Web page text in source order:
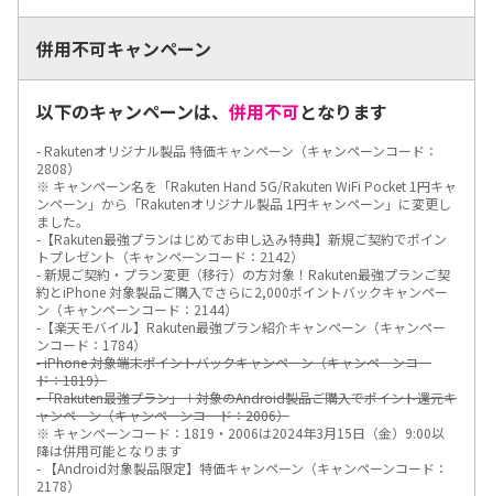
併用不可キャンペーン
以下のキャンペーンは、 併用不可となります
- Rakutenオリジナル製品 特価キャンペーン（キャンペーンコード：
2808）
※ キャンペーン名を「Rakuten Hand 5G/Rakuten WiFi Pocket 1円キャ
ンペーン」から「Rakutenオリジナル製品 1円キャンペーン」に変更し
ました。
-【Rakuten最強プランはじめてお申し込み特典】新規ご契約でポイン
トプレゼント（キャンペーンコード：2142）
- 新規ご契約・プラン変更（移行）の方対象！Rakuten最強プランご契
約とiPhone 対象製品ご購入でさらに2,000ポイントバックキャンペー
ン（キャンペーンコード：2144）
-【楽天モバイル】Rakuten最強プラン紹介キャンペーン（キャンペー
ンコード：1784）
- iPhone 対象端末ポイントバックキャンペーン（キャンペーンコー
ド：1819）
-「Rakuten最強プラン」＋対象のAndroid製品ご購入でポイント還元キ
ャンペーン（キャンペーンコード：2006）
※ キャンペーンコード：1819・2006は2024年3月15日（金）9:00以
降は併用可能となります
- 【Android対象製品限定】特価キャンペーン（キャンペーンコード：
2178）